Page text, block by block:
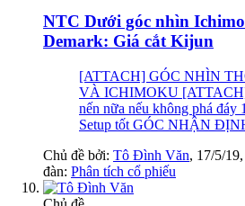
NTC Dưới góc nhìn
Demark: Giá cắt Kijun
[ATTACH] GÓC NHÌN
VÀ ICHIMOKU
nến nữa nếu không phá đáy
Setup tốt GÓC NHẬN
Chủ đề bởi: Tô Đình Văn, 17/5/19
đàn: Phân tích cổ phiếu